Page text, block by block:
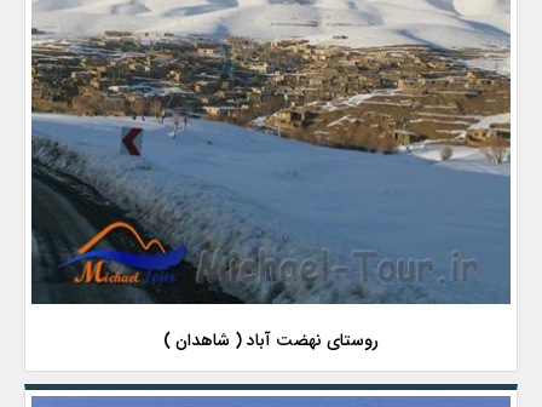
روستای نهضت آباد ( شاهدان )